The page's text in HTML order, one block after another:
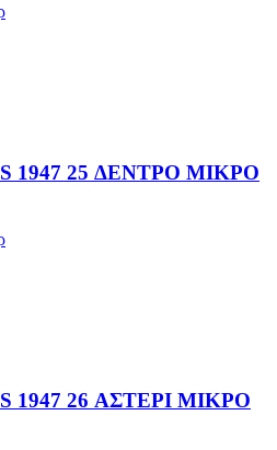
1947 25 ΔΕΝΤΡΟ ΜΙΚΡΟ
1947 26 ΑΣΤΕΡΙ ΜΙΚΡΟ